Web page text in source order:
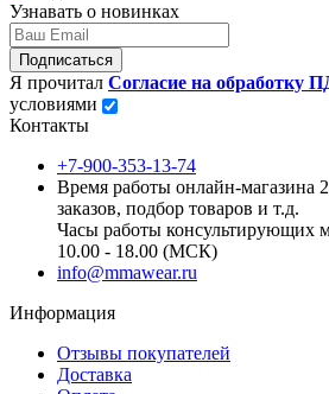
Узнавать о новинках
Подписаться
Я прочитал Согласие на обработку
условиями
Контакты
+7-900-353-13-74
Время работы онлайн-магазина
заказов, подбор товаров и т.д.
Часы работы консультирующих
10.00 - 18.00 (МСК)
info@mmawear.ru
Информация
Отзывы покупателей
Доставка